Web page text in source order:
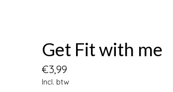
Get Fit with me
€3,99
Incl. btw